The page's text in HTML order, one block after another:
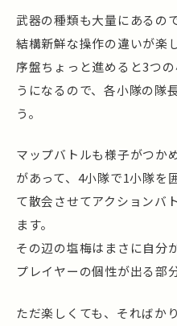
武器の種類も大量にあるの
結構新鮮な操作の違いが楽
序盤ちょっと進めると3つ
うになるので、各小隊の隊
う。
マップバトルも様子がつか
があって、4小隊で1小隊を
て散会させてアクションバ
ます。
その辺の塩梅はまさに自分
プレイヤーの個性が出る部
ただ楽しくても、そればか